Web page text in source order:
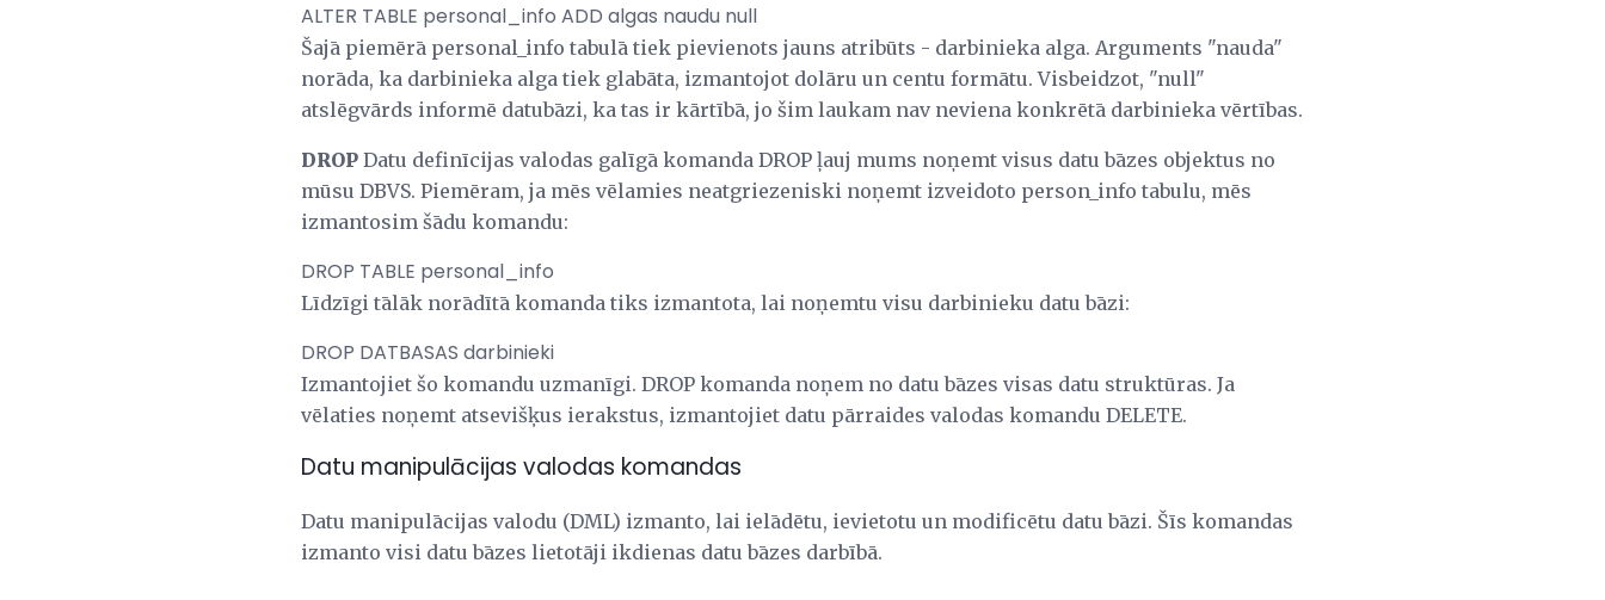
ALTER TABLE personal_info ADD algas naudu null
Šajā piemērā personal_info tabulā tiek pievienots jauns atribūts - darbinieka alga. Arguments "nauda"
norāda, ka darbinieka alga tiek glabāta, izmantojot dolāru un centu formātu. Visbeidzot, "null"
atslēgvārds informē datubāzi, ka tas ir kārtībā, jo šim laukam nav neviena konkrētā darbinieka vērtības.
DROP Datu definīcijas valodas galīgā komanda DROP ļauj mums noņemt visus datu bāzes objektus no
mūsu DBVS. Piemēram, ja mēs vēlamies neatgriezeniski noņemt izveidoto person_info tabulu, mēs
izmantosim šādu komandu:
DROP TABLE personal_info
Līdzīgi tālāk norādītā komanda tiks izmantota, lai noņemtu visu darbinieku datu bāzi:
DROP DATBASAS darbinieki
Izmantojiet šo komandu uzmanīgi. DROP komanda noņem no datu bāzes visas datu struktūras. Ja
vēlaties noņemt atsevišķus ierakstus, izmantojiet datu pārraides valodas komandu DELETE.
Datu manipulācijas valodas komandas
Datu manipulācijas valodu (DML) izmanto, lai ielādētu, ievietotu un modificētu datu bāzi. Šīs komandas
izmanto visi datu bāzes lietotāji ikdienas datu bāzes darbībā.